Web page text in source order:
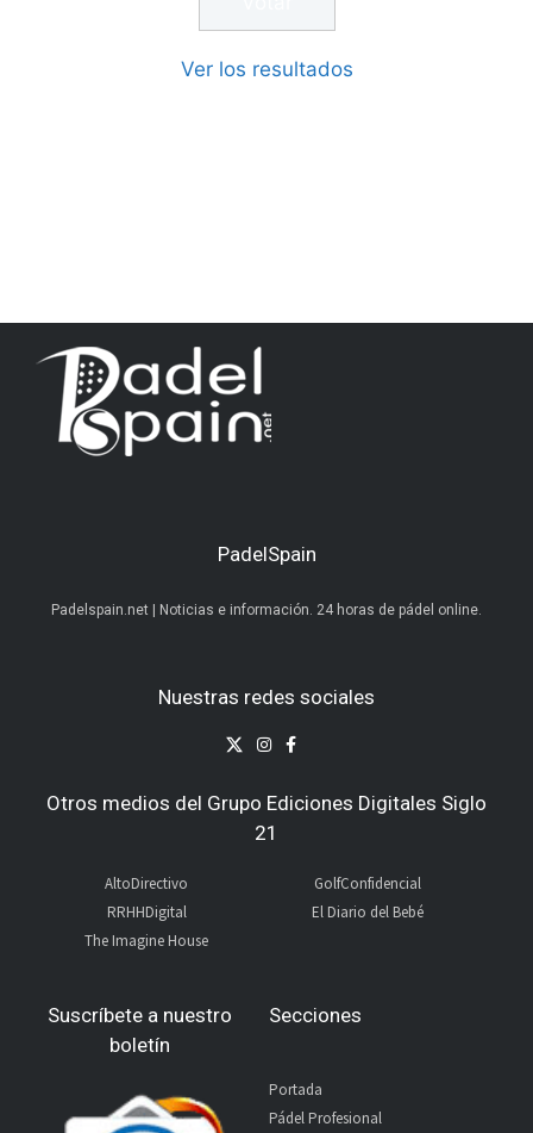
Ver los resultados
PadelSpain
Padelspain.net | Noticias e información. 24 horas de pádel online.
Nuestras redes sociales
Otros medios del Grupo Ediciones Digitales Siglo
21
AltoDirectivo
RRHHDigital
The Imagine House
GolfConfidencial
El Diario del Bebé
Suscríbete a nuestro
boletín
Secciones
Portada
Pádel Profesional